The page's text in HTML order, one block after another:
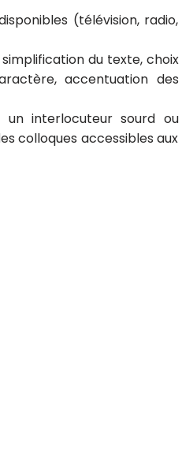
(télévision, radio,
du texte, choix
accentuation des
interlocuteur sourd ou
colloques accessibles aux